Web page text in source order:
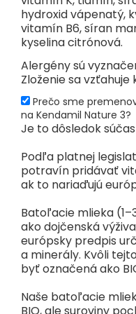
Vitamín K
μg
Vitamín C
mg
Tiamín (B1)
mg
Riboflavín
mg
Niacín
mg
Vitamín B6
mg
Vitamín B12
μg
Kyselina
mg
Biotín
μg
Minerálne látky SK
Sodík
Draslík
mg
hydroxid vápenatý,
vitamín B6, síran
kyselina citrónová.
Alergény sú
Zloženie sa
Prečo sme
na Kendamil Nature 3?
Je to dôsledok
Podľa platnej
potravín pridávať
ak to nariaďujú
Batoľacie mlieka
ako dojčenská
európsky predpis
a minerály. Kvôli
byť označená ako
Naše batoľacie